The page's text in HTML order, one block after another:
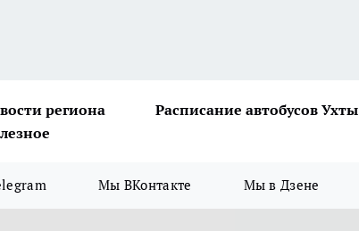
региона Расписание автобусов Ухты
Мы ВКонтакте Мы в Дзене